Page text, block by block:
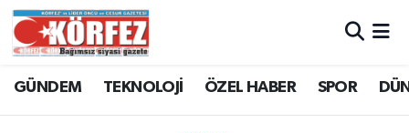
GÜNDEM TEKNOLOJİ ÖZEL HABER SPOR
Trafik Durumu